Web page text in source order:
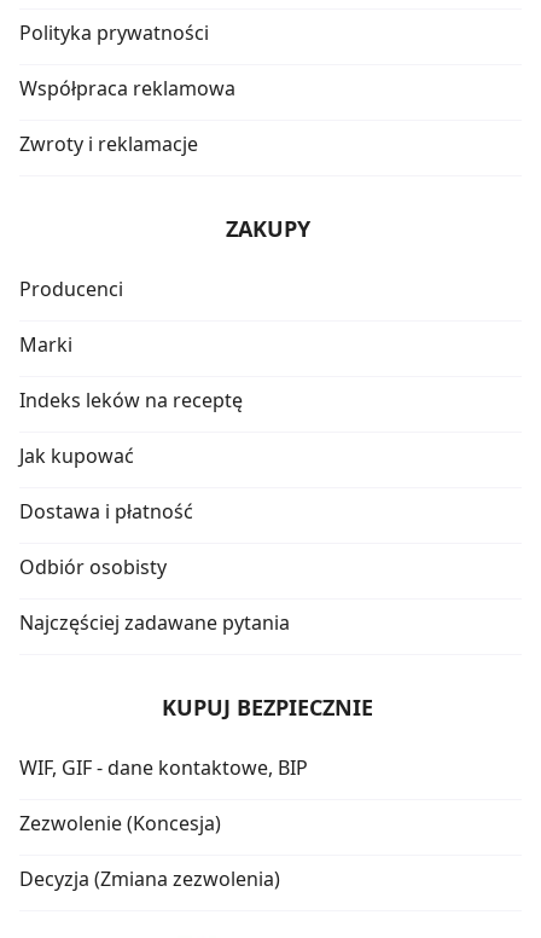
Polityka prywatności
Współpraca reklamowa
Zwroty i reklamacje
ZAKUPY
Producenci
Marki
Indeks leków na receptę
Jak kupować
Dostawa i płatność
Odbiór osobisty
Najczęściej zadawane pytania
KUPUJ BEZPIECZNIE
WIF, GIF - dane kontaktowe, BIP
Zezwolenie (Koncesja)
Decyzja (Zmiana zezwolenia)